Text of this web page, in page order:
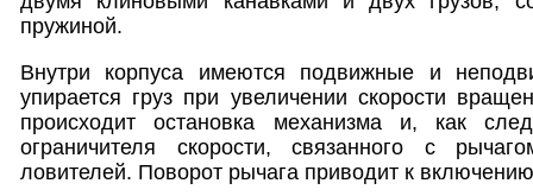
пружиной.
Внутри корпуса имеются подвижные и
упирается груз при увеличении скорости
происходит остановка механизма и, как
ограничителя скорости, связанного с
ловителей. Поворот рычага приводит к